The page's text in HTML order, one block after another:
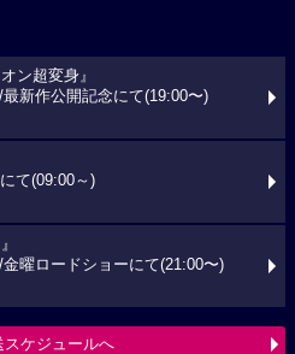
ン超変身』
新作公開記念にて(19:00〜)
て(09:00～)
曜ロードショーにて(21:00〜)
スケジュールへ